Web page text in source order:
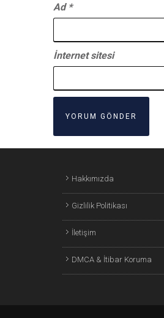
Ad *
İnternet sitesi
Hakkımızda
Gizlilik Politikası
İletişim
DMCA & İtibar Koruma